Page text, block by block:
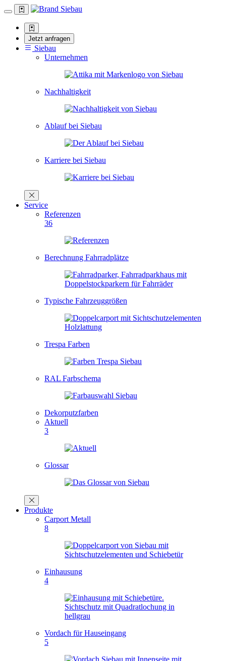
Jetzt anfragen
Siebau
Unternehmen
Nachhaltigkeit
Ablauf bei Siebau
Karriere bei Siebau
Service
Referenzen
36
Berechnung Fahrradplätze
Typische Fahrzeuggrößen
Trespa Farben
RAL Farbschema
Dekorputzfarben
Aktuell
3
Glossar
Produkte
Carport Metall
8
Einhausung
4
Vordach für Hauseingang
5